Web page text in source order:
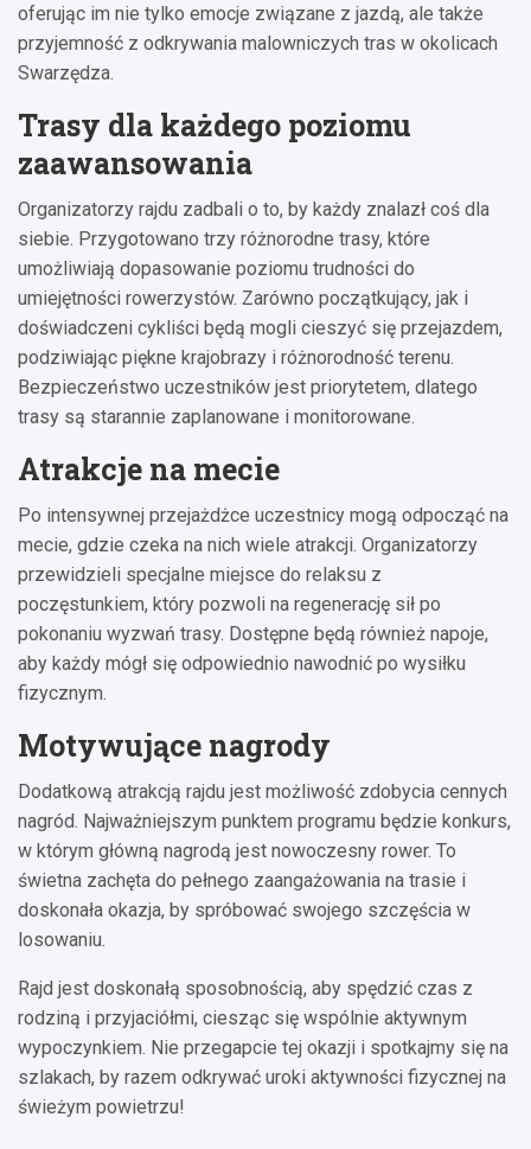
oferując im nie tylko emocje związane z jazdą, ale także
przyjemność z odkrywania malowniczych tras w okolicach
Swarzędza.
Trasy dla każdego poziomu
zaawansowania
Organizatorzy rajdu zadbali o to, by każdy znalazł coś dla
siebie. Przygotowano trzy różnorodne trasy, które
umożliwiają dopasowanie poziomu trudności do
umiejętności rowerzystów. Zarówno początkujący, jak i
doświadczeni cykliści będą mogli cieszyć się przejazdem,
podziwiając piękne krajobrazy i różnorodność terenu.
Bezpieczeństwo uczestników jest priorytetem, dlatego
trasy są starannie zaplanowane i monitorowane.
Atrakcje na mecie
Po intensywnej przejażdżce uczestnicy mogą odpocząć na
mecie, gdzie czeka na nich wiele atrakcji. Organizatorzy
przewidzieli specjalne miejsce do relaksu z
poczęstunkiem, który pozwoli na regenerację sił po
pokonaniu wyzwań trasy. Dostępne będą również napoje,
aby każdy mógł się odpowiednio nawodnić po wysiłku
fizycznym.
Motywujące nagrody
Dodatkową atrakcją rajdu jest możliwość zdobycia cennych
nagród. Najważniejszym punktem programu będzie konkurs,
w którym główną nagrodą jest nowoczesny rower. To
świetna zachęta do pełnego zaangażowania na trasie i
doskonała okazja, by spróbować swojego szczęścia w
losowaniu.
Rajd jest doskonałą sposobnością, aby spędzić czas z
rodziną i przyjaciółmi, ciesząc się wspólnie aktywnym
wypoczynkiem. Nie przegapcie tej okazji i spotkajmy się na
szlakach, by razem odkrywać uroki aktywności fizycznej na
świeżym powietrzu!